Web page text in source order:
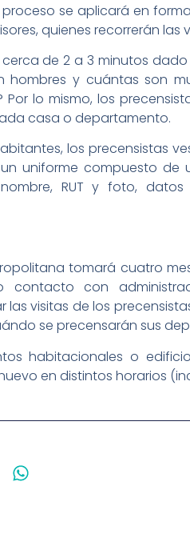
proceso se aplicará en
quienes recorrerán
de 2 a 3 minutos
hombres y cuántas son
lo mismo, los
casa o departamento.
los precensistas
uniforme compuesto
RUT y foto,
tomará cuatro
contacto con
visitas de los
se precensarán sus
habitacionales o
en distintos horarios